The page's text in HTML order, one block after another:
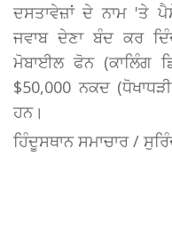
ਦਸਤਾਵੇਜ਼ਾਂ ਦੇ ਨਾਮ 'ਤੇ
ਜਵਾਬ ਦੇਣਾ ਬੰਦ ਕਰ
ਮੋਬਾਈਲ ਫੋਨ (ਕਾਲਿੰਗ
$50,000 ਨਕਦ
ਹਨ।
ਹਿੰਦੂਸਥਾਨ ਸਮਾਚਾਰ /